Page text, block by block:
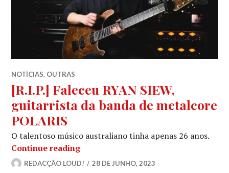
NOTÍCIAS, OUTRAS
[R.I.P.] Faleceu RYAN SIEW,
guitarrista da banda de metalcore
POLARIS
O talentoso músico australiano tinha apenas 26 anos.
Continue reading[R.I.P.] Faleceu RYAN SIEW,
REDACÇÃO LOUD! 28 DE JUNHO, 2023